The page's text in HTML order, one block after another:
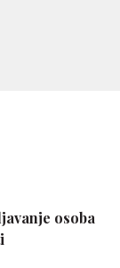
osoba